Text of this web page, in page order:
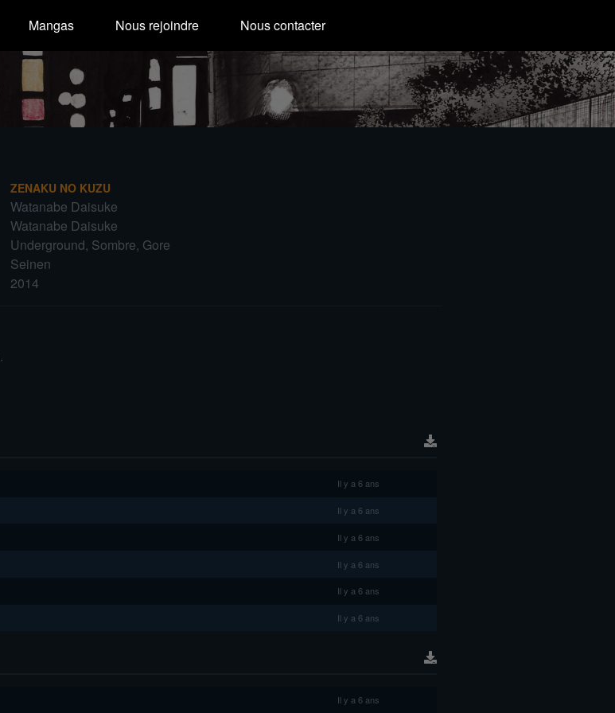
Mangas Nous rejoindre Nous contacter
ZENAKU NO KUZU
Watanabe Daisuke
Watanabe Daisuke
Underground, Sombre, Gore
Seinen
2014
Il y a 6 ans
Il y a 6 ans
Il y a 6 ans
Il y a 6 ans
Il y a 6 ans
Il y a 6 ans
Il y a 6 ans